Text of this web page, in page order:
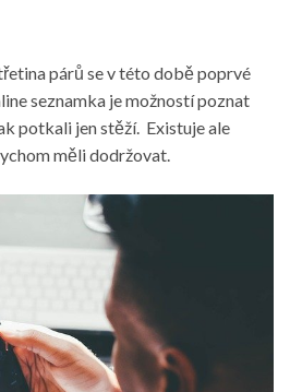
párů se v této době poprvé
seznamka je možností poznat
potkali jen stěží. Existuje ale
měli dodržovat.